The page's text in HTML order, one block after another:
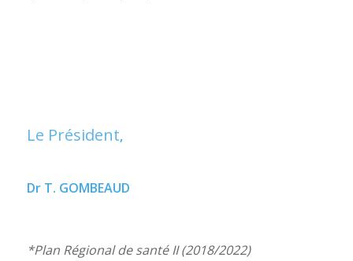
Le Président,
Dr T. GOMBEAUD
*Plan Régional de santé II (2018/2022)